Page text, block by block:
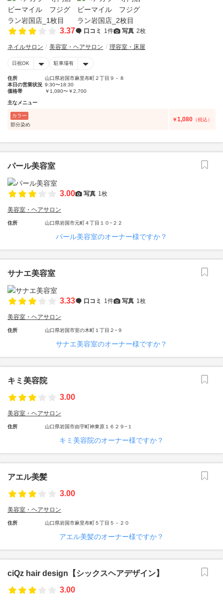
3.37 口コミ 1件 写真 2枚
ネイルサロン 美容室・ヘアサロン 理容室・床屋
日祝OK 駐車場有
住所
山口県岩国市麻里布町２丁目９－８
本日の営業状況 9:30〜18:30
価格帯
￥1,080〜￥2,700
主なメニュー
カラー
部分染め
￥1,080 （税込）
パール美容室
3.00 写真 1枚
美容室・ヘアサロン
住所 山口県岩国市元町４丁目１０−２２
パール美容室のオーナー様ですか？
サナエ美容室
3.33 口コミ 1件 写真 1枚
美容室・ヘアサロン
住所 山口県岩国市室の木町１丁目２−９
サナエ美容室のオーナー様ですか？
キミ美容院
3.00
美容室・ヘアサロン
住所 山口県岩国市由宇町神東原１６２９−１
キミ美容院のオーナー様ですか？
アエル美髪
3.00
美容室・ヘアサロン
住所 山口県岩国市麻里布町５丁目５－２０
アエル美髪のオーナー様ですか？
ciQz hair design【シックスヘアデザイン】
3.00